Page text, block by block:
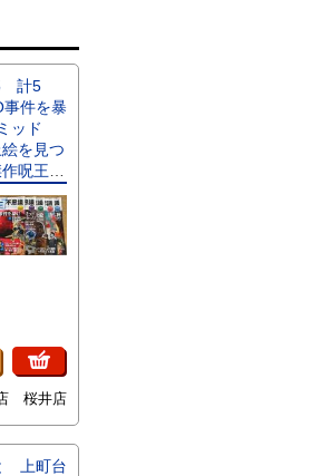
計5
件を暴
ッド
を見つ
呪王
ィス大
桜井店
上町台